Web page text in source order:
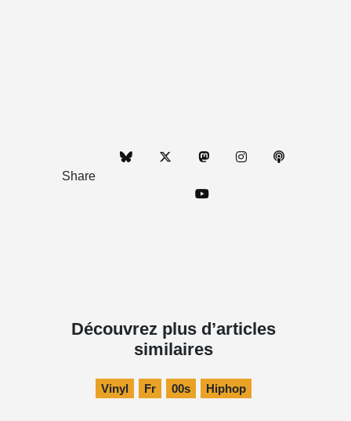
Share
Découvrez plus d’articles
similaires
Vinyl Fr 00s Hiphop